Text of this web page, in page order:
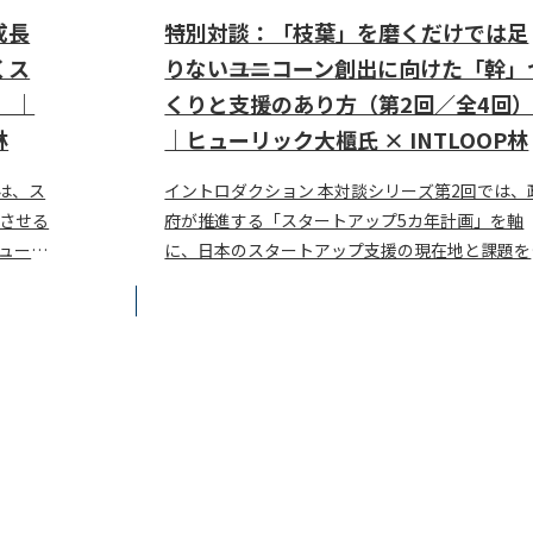
長
ス
、ス
せる
ー
特別対談：「枝葉」を磨くだけでは足
りない――ユニコーン創出に向けた「幹
くりと支援のあり方（第2回／全4回）
｜ヒューリック大櫃氏 × INTLOOP林
イントロダクション 本対談シリーズ第2回では、
府が推進する「スタートアップ5カ年計画」を軸
に、日本のスタートアップ支援の現在地と課題